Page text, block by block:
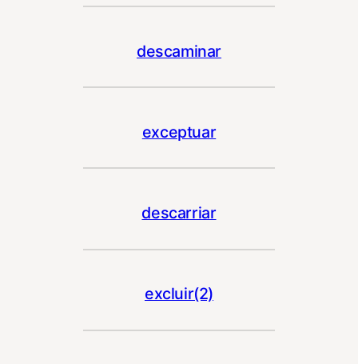
descaminar
exceptuar
descarriar
excluir(2)